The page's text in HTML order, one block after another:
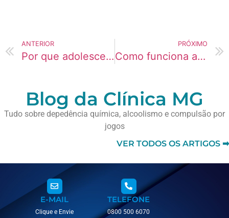
ANTERIOR
Por que adolescentes está usando mais LSD atualmente?
PRÓXIMO
Como funciona a desintoxicação de Heroína na clínica
Blog da Clínica MG
Tudo sobre depedência química, alcoolismo e compulsão por
jogos
VER TODOS OS ARTIGOS ➡
E-MAIL
Clique e Envie
TELEFONE
0800 500 6070